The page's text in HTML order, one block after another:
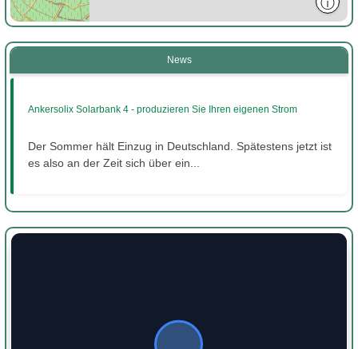
News
Ankersolix Solarbank 4 - produzieren Sie Ihren eigenen Strom
Der Sommer hält Einzug in Deutschland. Spätestens jetzt ist
es also an der Zeit sich über ein...